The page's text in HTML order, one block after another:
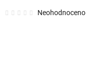
Průměrné
hodnocení
Neohodnoceno